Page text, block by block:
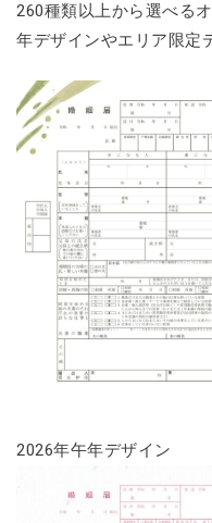
260種類以上から選べる
年デザインやエリア限定
2026年午年デザイン